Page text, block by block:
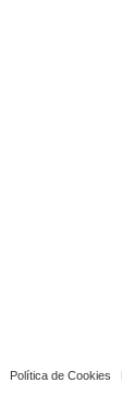
Política de Cookies